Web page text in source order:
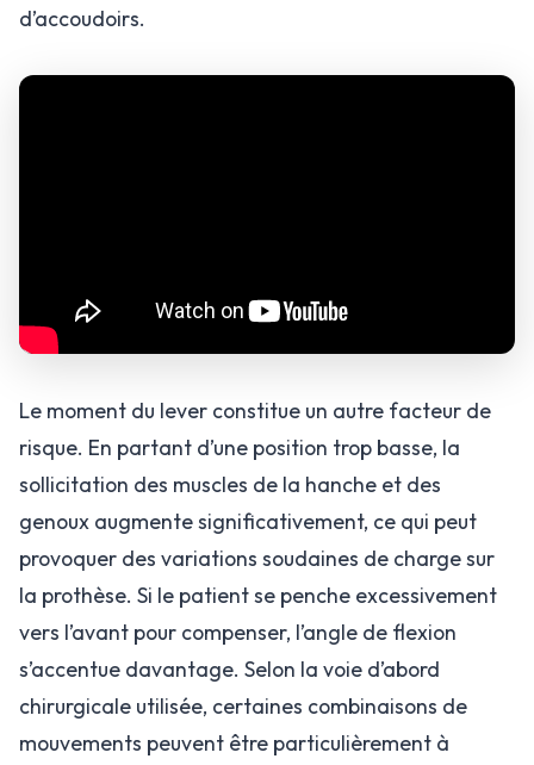
d’accoudoirs.
Le moment du lever constitue un autre facteur de
risque. En partant d’une position trop basse, la
sollicitation des muscles de la hanche et des
genoux augmente significativement, ce qui peut
provoquer des variations soudaines de charge sur
la prothèse. Si le patient se penche excessivement
vers l’avant pour compenser, l’angle de flexion
s’accentue davantage. Selon la voie d’abord
chirurgicale utilisée, certaines combinaisons de
mouvements peuvent être particulièrement à